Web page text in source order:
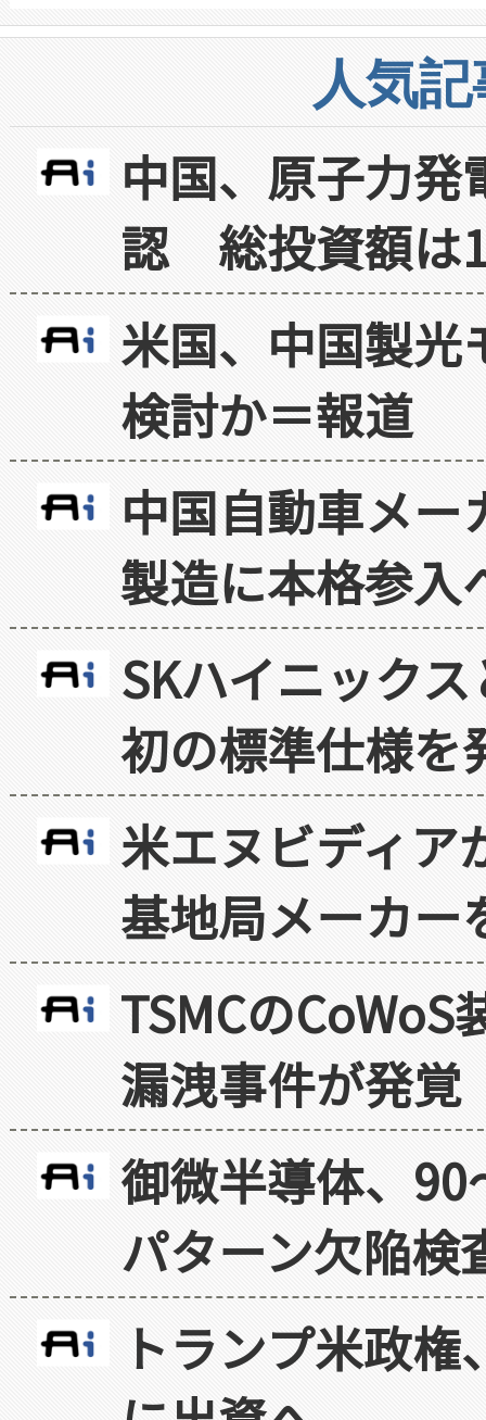
人気
中国、原子力
認 総投資額は
米国、中国製光
検討か＝報道
中国自動車メ
製造に本格参入
SKハイニック
初の標準仕様を
米エヌビディア
基地局メーカー
TSMCの
漏洩事件が発覚
御微半導体、
パターン欠陥検
トランプ米政